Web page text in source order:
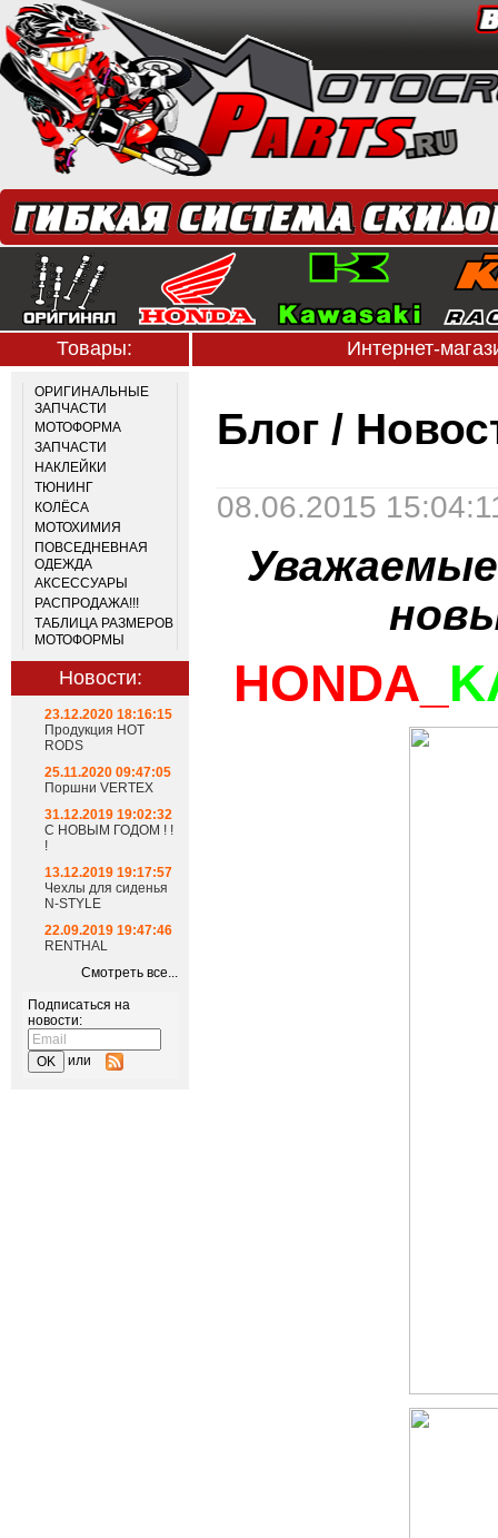
Товары: Интернет-
ОРИГИНАЛЬНЫЕ
ЗАПЧАСТИ
МОТОФОРМА
ЗАПЧАСТИ
НАКЛЕЙКИ
ТЮНИНГ
КОЛЁСА
МОТОХИМИЯ
ПОВСЕДНЕВНАЯ
ОДЕЖДА
АКСЕССУАРЫ
РАСПРОДАЖА!!!
ТАБЛИЦА РАЗМЕРОВ
МОТОФОРМЫ
Новости:
23.12.2020 18:16:15
Продукция HOT
RODS
25.11.2020 09:47:05
Поршни VERTEX
31.12.2019 19:02:32
С НОВЫМ ГОДОМ ! !
!
13.12.2019 19:17:57
Чехлы для сиденья
N-STYLE
22.09.2019 19:47:46
RENTHAL
Смотреть все...
Подписаться на
новости:
или
Блог /
08.06.2015
HONDA_